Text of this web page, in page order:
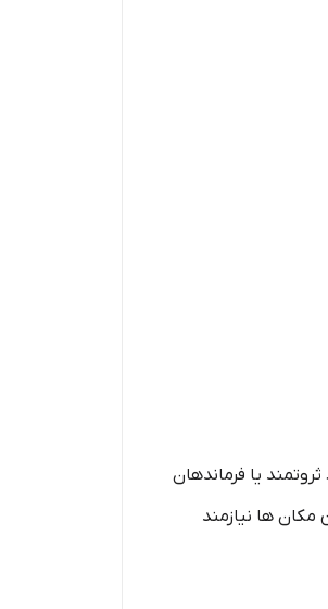
یا فرماندهان
مکان ها نیازمند